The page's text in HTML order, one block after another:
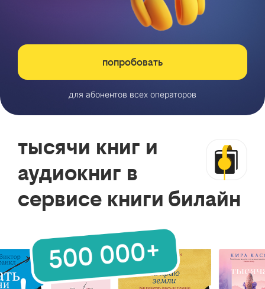
попробовать
для абонентов всех операторов
тысячи книг и
аудиокниг в
сервисе книги билайн